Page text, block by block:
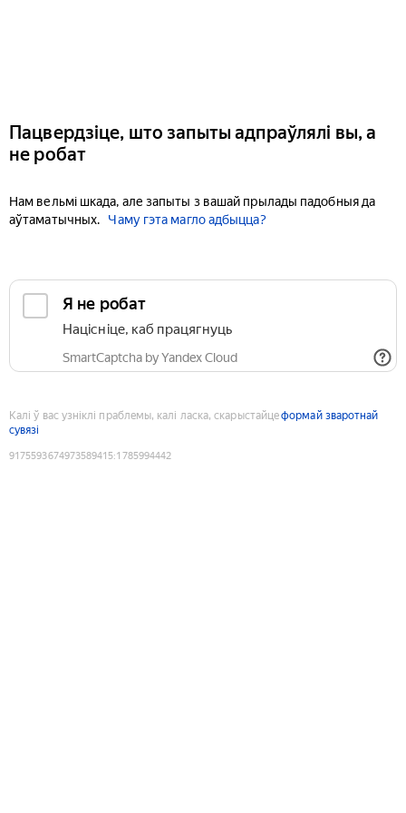
Пацвердзіце, што запыты адпраўлялі вы, а
не робат
Нам вельмі шкада, але запыты з вашай прылады падобныя да
аўтаматычных.
Чаму гэта магло адбыцца?
Я не робат
Націсніце, каб працягнуць
SmartCaptcha by Yandex Cloud
Калі ў вас узніклі праблемы, калі ласка, скарыстайцеформай зваротнай
сувязі
9175593674973589415:1785994442